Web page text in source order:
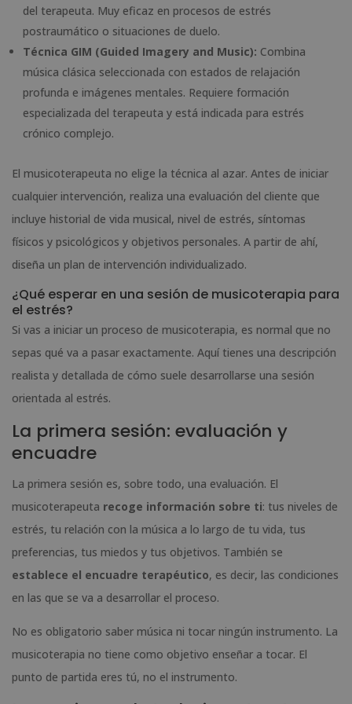
del terapeuta. Muy eficaz en procesos de estrés
postraumático o situaciones de duelo.
Técnica GIM (Guided Imagery and Music): Combina
música clásica seleccionada con estados de relajación
profunda e imágenes mentales. Requiere formación
especializada del terapeuta y está indicada para estrés
crónico complejo.
El musicoterapeuta no elige la técnica al azar. Antes de iniciar
cualquier intervención, realiza una evaluación del cliente que
incluye historial de vida musical, nivel de estrés, síntomas
físicos y psicológicos y objetivos personales. A partir de ahí,
diseña un plan de intervención individualizado.
¿Qué esperar en una sesión de musicoterapia para
el estrés?
Si vas a iniciar un proceso de musicoterapia, es normal que no
sepas qué va a pasar exactamente. Aquí tienes una descripción
realista y detallada de cómo suele desarrollarse una sesión
orientada al estrés.
La primera sesión: evaluación y
encuadre
La primera sesión es, sobre todo, una evaluación. El
musicoterapeuta recoge información sobre ti: tus niveles de
estrés, tu relación con la música a lo largo de tu vida, tus
preferencias, tus miedos y tus objetivos. También se
establece el encuadre terapéutico, es decir, las condiciones
en las que se va a desarrollar el proceso.
No es obligatorio saber música ni tocar ningún instrumento. La
musicoterapia no tiene como objetivo enseñar a tocar. El
punto de partida eres tú, no el instrumento.